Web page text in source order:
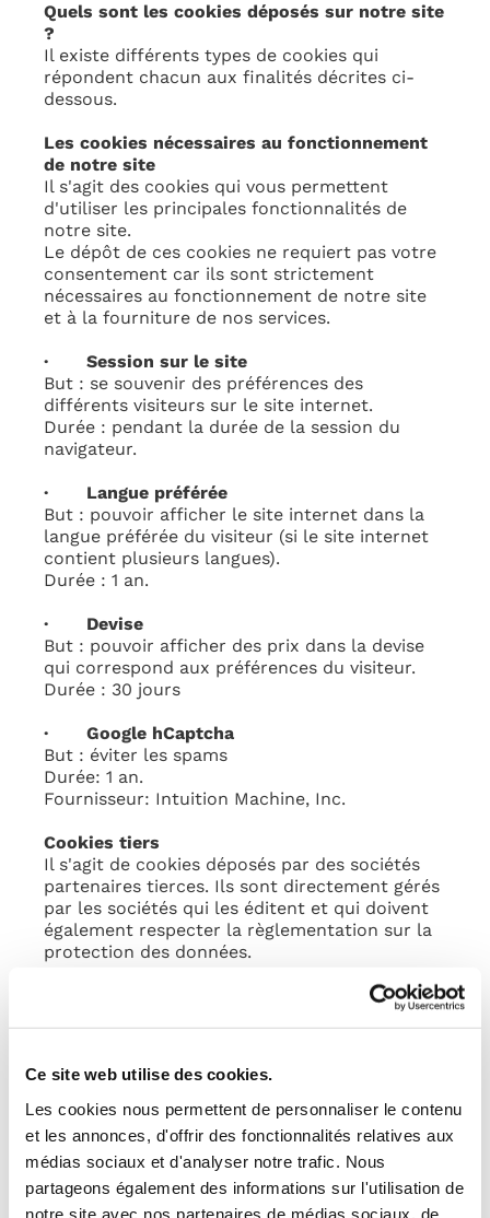
Ce site web utilise des cookies.
Les cookies nous permettent de personnaliser le contenu
et les annonces, d'offrir des fonctionnalités relatives aux
médias sociaux et d'analyser notre trafic. Nous
partageons également des informations sur l'utilisation de
notre site avec nos partenaires de médias sociaux, de
Quels sont les cookies déposés sur notre site
?
Il existe différents types de cookies qui
répondent chacun aux finalités décrites ci-
dessous.
Les cookies nécessaires au fonctionnement
de notre site
Il s'agit des cookies qui vous permettent
d'utiliser les principales fonctionnalités de
notre site.
Le dépôt de ces cookies ne requiert pas votre
consentement car ils sont strictement
nécessaires au fonctionnement de notre site
et à la fourniture de nos services.
· Session sur le site
But : se souvenir des préférences des
différents visiteurs sur le site internet.
Durée : pendant la durée de la session du
navigateur.
· Langue préférée
But : pouvoir afficher le site internet dans la
langue préférée du visiteur (si le site internet
contient plusieurs langues).
Durée : 1 an.
· Devise
But : pouvoir afficher des prix dans la devise
qui correspond aux préférences du visiteur.
Durée : 30 jours
· Google hCaptcha
But : éviter les spams
Durée: 1 an.
Fournisseur: Intuition Machine, Inc.
Cookies tiers
Il s'agit de cookies déposés par des sociétés
partenaires tierces. Ils sont directement gérés
par les sociétés qui les éditent et qui doivent
également respecter la règlementation sur la
protection des données.
But : Enregistrer un identifiant unique utilisé
Durée : 1 an.
Fournisseur : Google.
· gid
But : Enregistrer un identifiant unique utilisé
pour générer des données statistiques sur la